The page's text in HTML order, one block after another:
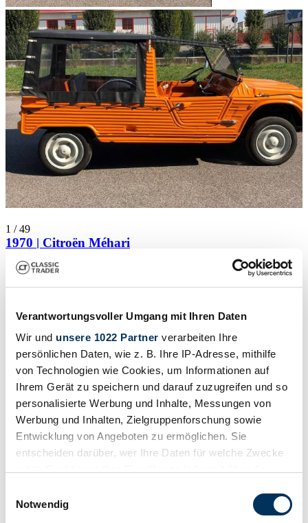
Verantwortungsvoller Umgang mit Ihren Daten
Wir und unsere 1022 Partner verarbeiten Ihre
persönlichen Daten, wie z. B. Ihre IP-Adresse, mithilfe
von Technologien wie Cookies, um Informationen auf
Ihrem Gerät zu speichern und darauf zuzugreifen und so
personalisierte Werbung und Inhalte, Messungen von
Werbung und Inhalten, Zielgruppenforschung sowie
Entwicklung von Angeboten zu ermöglichen. Sie
entscheiden darüber, wer Ihre Daten für welche Zwecke
Trigger Symbol ändern oder widerrufen
Notwendig
1 /49
1970 | Citroën Méhari
Mehari prima serie